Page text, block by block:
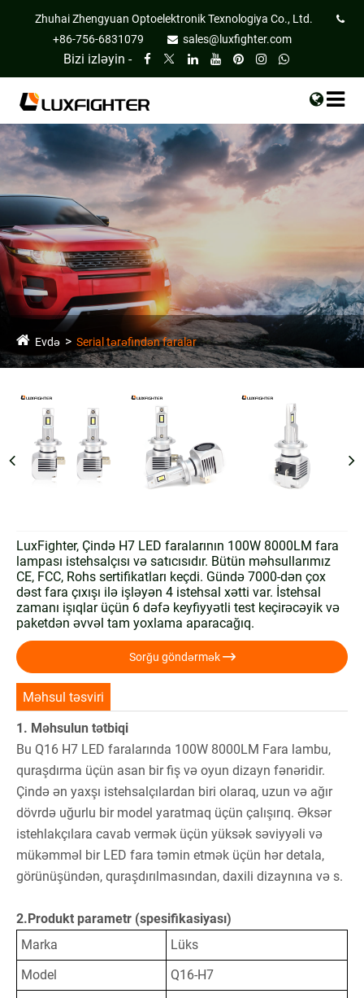
Zhuhai Zhengyuan Optoelektronik Texnologiya Co., Ltd.
+86-756-6831079
sales@luxfighter.com
Bizi izləyin -
Evdə Serial tərəfindən faralar
LuxFighter, Çində H7 LED faralarının 100W 8000LM fara
lampası istehsalçısı və satıcısıdır. Bütün məhsullarımız
CE, FCC, Rohs sertifikatları keçdi. Gündə 7000-dən çox
dəst fara çıxışı ilə işləyən 4 istehsal xətti var. İstehsal
zamanı işıqlar üçün 6 dəfə keyfiyyətli test keçirəcəyik və
paketdən əvvəl tam yoxlama aparacağıq.
Sorğu göndərmək
Məhsul təsviri
1. Məhsulun tətbiqi
Bu Q16 H7 LED faralarında 100W 8000LM Fara lambu,
quraşdırma üçün asan bir fiş və oyun dizayn fənəridir.
Çində ən yaxşı istehsalçılardan biri olaraq, uzun və ağır
dövrdə uğurlu bir model yaratmaq üçün çalışırıq. Əksər
istehlakçılara cavab vermək üçün yüksək səviyyəli və
mükəmməl bir LED fara təmin etmək üçün hər detala,
görünüşündən, quraşdırılmasından, daxili dizaynına və s.
2.Produkt parametr (spesifikasiyası)
Marka
Lüks
Model
Q16-H7